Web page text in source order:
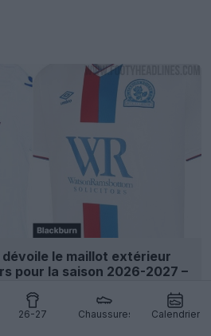
26-27 Chaussures Calendrier
dévoile le maillot extérieur
pour la saison 2026-2027 –